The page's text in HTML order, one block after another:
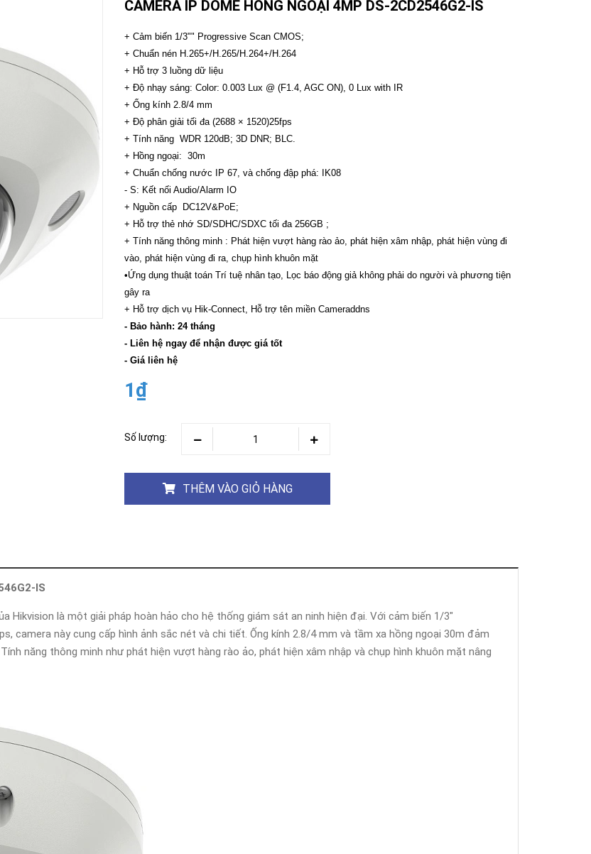
ĐỘNG
Hikvision
Camera
Tiandy
THIẾT
HỌP
TRỰC
TUYẾN
Maxhub
Màn
hình
MAXHUB
M27
THIẾT
THÔNG
MINH
HOMEGY
Khóa
THIẾT
BÁO
CHÁY
MINH
Lock
CAMERA IP DOME HỒNG NGOẠI 4MP DS-2CD2546G2-IS
+ Cảm biến 1/3"" Progressive Scan CMOS;
+ Chuẩn nén H.265+/H.265/H.264+/H.264
+ Hỗ trợ 3 luồng dữ liệu
+ Độ nhạy sáng: Color: 0.003 Lux @ (F1.4, AGC ON), 0 Lux with IR
+ Ống kính 2.8/4 mm
+ Độ phân giải tối đa (2688 × 1520)25fps
+ Tính năng WDR 120dB; 3D DNR; BLC.
+ Hồng ngoại: 30m
+ Chuẩn chống nước IP 67, và chống đập phá: IK08
- S: Kết nối Audio/Alarm IO
+ Nguồn cấp DC12V&PoE;
+ Hỗ trợ thẻ nhớ SD/SDHC/SDXC tối đa 256GB ;
+ Tính năng thông minh : Phát hiện vượt hàng rào ảo, phát hiện xâm nhập, phát hiện vùng đi
vào, phát hiện vùng đi ra, chụp hình khuôn mặt
•Ứng dụng thuật toán Trí tuệ nhân tạo, Lọc báo động giả không phải do người và phương tiện
gây ra
+ Hỗ trợ dịch vụ Hik-Connect, Hỗ trợ tên miền Cameraddns
- Bảo hành: 24 tháng
- Liên hệ ngay để nhận được giá tốt
- Giá liên hệ
1₫
Số lượng:
THÊM VÀO GIỎ HÀNG
IS
Hikvision là một giải pháp hoàn hảo cho hệ thống giám sát an ninh hiện đại. Với cảm biến 1/3"
camera này cung cấp hình ảnh sắc nét và chi tiết. Ống kính 2.8/4 mm và tầm xa hồng ngoại 30m đảm
năng thông minh như phát hiện vượt hàng rào ảo, phát hiện xâm nhập và chụp hình khuôn mặt nâng